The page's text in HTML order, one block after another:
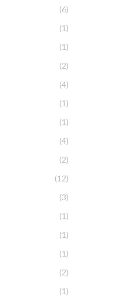
(6)
(1)
(1)
(2)
(4)
(1)
(1)
(4)
(2)
(12)
(3)
(1)
(1)
(1)
(2)
(1)